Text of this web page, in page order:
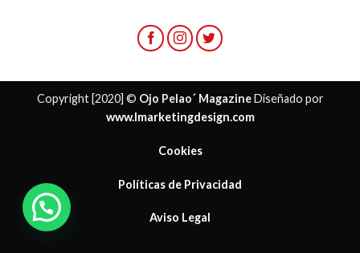
Copyright [2020] © Ojo Pelao´ MagazineDiseñado por
www.lmarketingdesign.com
Cookies
Políticas de Privacidad
Aviso Legal